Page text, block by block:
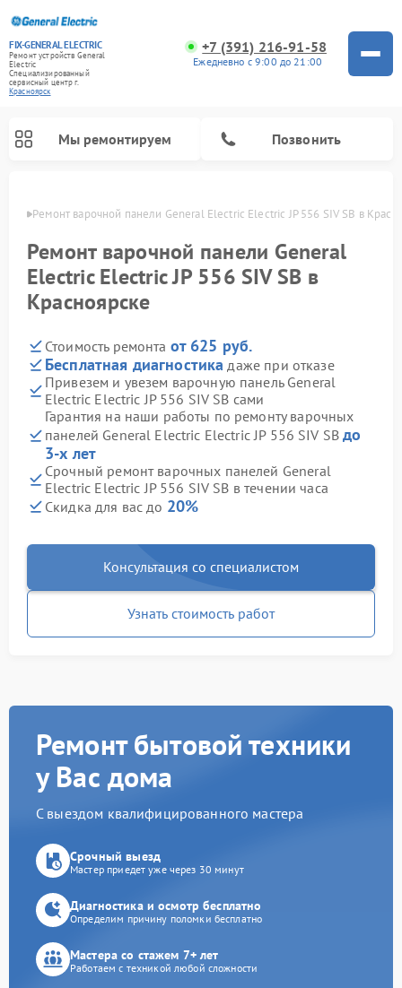
FIX-GENERAL ELECTRIC
Ремонт устройств General
Electric
Специализированный
cервисный центр г.
Красноярск
+7 (391) 216-91-58
Ежедневно с 9:00 до 21:00
Мы ремонтируем Позвонить
Ремонт варочной панели General Electric Electric JP 556 SIV SB в
Ремонт варочной панели General
Electric Electric JP 556 SIV SB в
Красноярске
Стоимость ремонта от 625 руб.
Бесплатная диагностика даже при отказе
Привезем и увезем варочную панель General
Electric Electric JP 556 SIV SB сами
Гарантия на наши работы по ремонту варочных
панелей General Electric Electric JP 556 SIV SBдо
3-х лет
Срочный ремонт варочных панелей General
Electric Electric JP 556 SIV SB в течении часа
Скидка для вас до 20%
Консультация со специалистом
Узнать стоимость работ
Ремонт бытовой техники
у Вас дома
С выездом квалифицированного мастера
Срочный выезд
Мастер приедет уже через 30 минут
Диагностика и осмотр бесплатно
Определим причину поломки бесплатно
Мастера со стажем 7+ лет
Работаем с техникой любой сложности